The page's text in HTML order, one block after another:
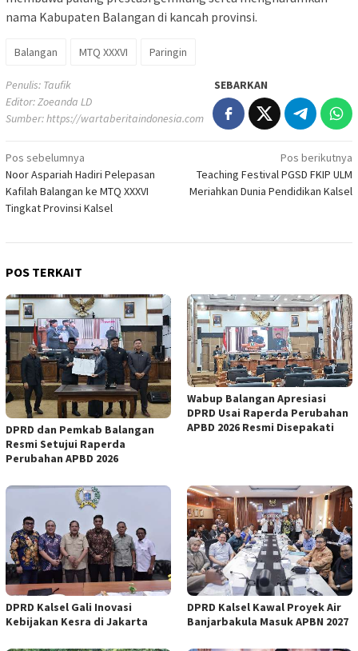
nama Kabupaten Balangan di kancah provinsi.
Balangan MTQ XXXVI Paringin
Penulis: Taufik
Editor: Zoeanda LD
Sumber:https://wartaberitaindonesia.com
SEBARKAN
Navigasi
pos
Pos sebelumnya
Noor Aspariah Hadiri Pelepasan
Kafilah Balangan ke MTQ XXXVI
Tingkat Provinsi Kalsel
Pos berikutnya
Teaching Festival PGSD FKIP ULM
Meriahkan Dunia Pendidikan Kalsel
POS TERKAIT
DPRD dan Pemkab Balangan
Resmi Setujui Raperda
Perubahan APBD 2026
Wabup Balangan Apresiasi
DPRD Usai Raperda Perubahan
APBD 2026 Resmi Disepakati
DPRD Kalsel Gali Inovasi
Kebijakan Kesra di Jakarta
DPRD Kalsel Kawal Proyek Air
Banjarbakula Masuk APBN 2027